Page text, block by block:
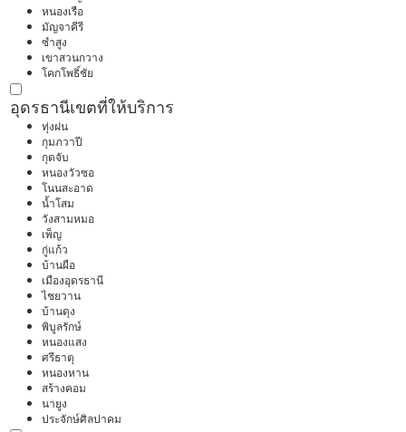
หนองเรือ
มัญจาคีรี
ซำสูง
เขาสวนกวาง
โคกโพธิ์ชัย
อุดรธานีเขตที่ให้บริการ
ทุ่งฝน
กุมภวาปี
กุดจับ
หนองวัวซอ
โนนสะอาด
น้ำโสม
วังสามหมอ
เพ็ญ
กู่แก้ว
บ้านผือ
เมืองอุดรธานี
ไชยวาน
บ้านดุง
พิบูลรักษ์
หนองแสง
ศรีธาตุ
หนองหาน
สร้างคอม
นายูง
ประจักษ์ศิลปาคม